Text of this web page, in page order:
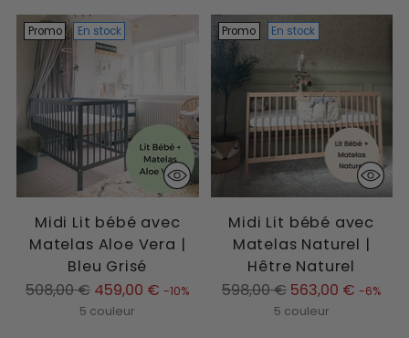
Promo En stock
Midi Lit bébé avec
Matelas Aloe Vera |
Bleu Grisé
Prix
508,00 € 459,00 € -10%
5 couleur
Promo En stock
Midi Lit bébé avec
Matelas Naturel |
Hêtre Naturel
Prix
598,00 € 563,00 € -6%
5 couleur